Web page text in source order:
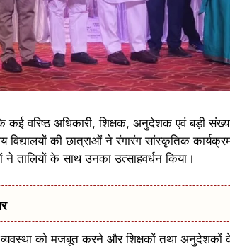
कई वरिष्ठ अधिकारी, शिक्षक, अनुदेशक एवं बड़ी
विद्यालयों की छात्राओं ने रंगारंग सांस्कृतिक
ने तालियों के साथ उनका उत्साहवर्धन किया।
को मजबूत करने और शिक्षकों तथा अनुदेशकों के